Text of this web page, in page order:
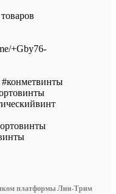
+Gby76-
#конметвинты
платформы Лин-Трим